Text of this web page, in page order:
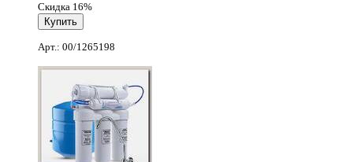
Скидка 16%
Арт.: 00/1265198